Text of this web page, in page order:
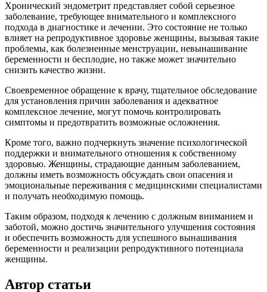
Хронический эндометрит представляет собой серьезное
заболевание, требующее внимательного и комплексного
подхода в диагностике и лечении. Это состояние не только
влияет на репродуктивное здоровье женщины, вызывая такие
проблемы, как болезненные менструации, невынашивание
беременности и бесплодие, но также может значительно
снизить качество жизни.
Своевременное обращение к врачу, тщательное обследование
для установления причин заболевания и адекватное
комплексное лечение, могут помочь контролировать
симптомы и предотвратить возможные осложнения.
Кроме того, важно подчеркнуть значение психологической
поддержки и внимательного отношения к собственному
здоровью. Женщины, страдающие данным заболеванием,
должны иметь возможность обсуждать свои опасения и
эмоциональные переживания с медицинскими специалистами
и получать необходимую помощь.
Таким образом, подходя к лечению с должным вниманием и
заботой, можно достичь значительного улучшения состояния
и обеспечить возможность для успешного вынашивания
беременности и реализации репродуктивного потенциала
женщины.
Автор статьи